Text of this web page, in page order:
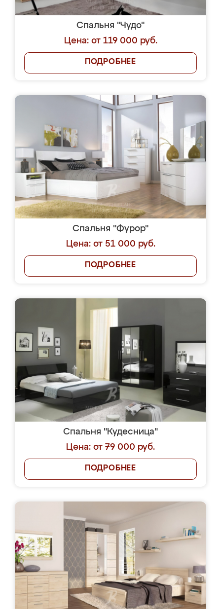
Спальня "Чудо"
Цена: от 119 000 руб.
ПОДРОБНЕЕ
Спальня "Фурор"
Цена: от 51 000 руб.
ПОДРОБНЕЕ
Спальня "Кудесница"
Цена: от 79 000 руб.
ПОДРОБНЕЕ